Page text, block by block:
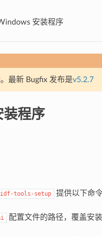
安装程序
最新 Bugfix 发布是v5.2.7
程序
idf-tools-setup 提供以下命
配置文件的路径，覆盖安